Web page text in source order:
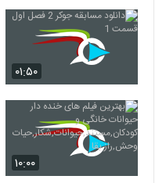
۰۱:۵۰
۱۰:۰۰